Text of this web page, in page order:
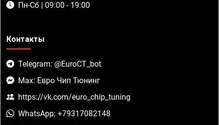
Пн-Сб | 09:00 - 19:00
Контакты
Telegram: @EuroCT_bot
Max: Евро Чип Тюнинг
https://vk.com/euro_chip_tuning
WhatsApp: +79317082148